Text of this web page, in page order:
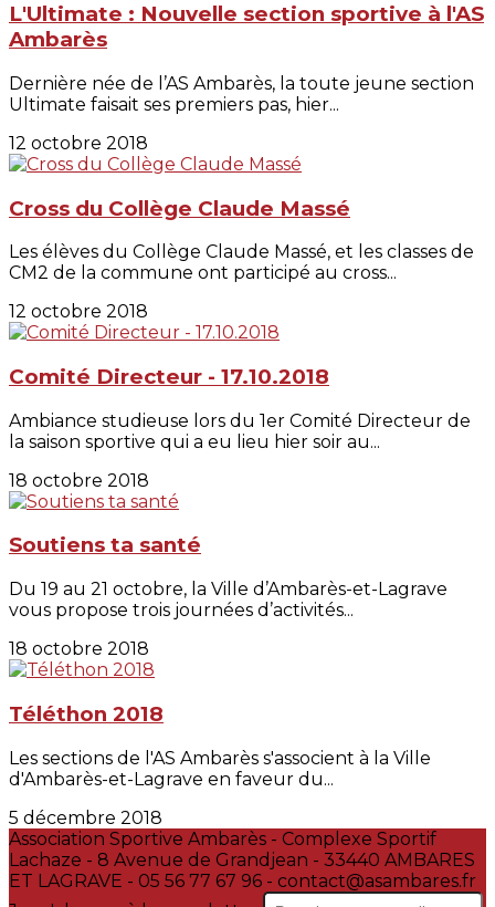
L'Ultimate : Nouvelle section sportive à l'AS
Ambarès
Dernière née de l’AS Ambarès, la toute jeune section
Ultimate faisait ses premiers pas, hier...
12 octobre 2018
Cross du Collège Claude Massé
Les élèves du Collège Claude Massé, et les classes de
CM2 de la commune ont participé au cross...
12 octobre 2018
Comité Directeur - 17.10.2018
Ambiance studieuse lors du 1er Comité Directeur de
la saison sportive qui a eu lieu hier soir au...
18 octobre 2018
Soutiens ta santé
Du 19 au 21 octobre, la Ville d’Ambarès-et-Lagrave
vous propose trois journées d’activités...
18 octobre 2018
Téléthon 2018
Les sections de l'AS Ambarès s'associent à la Ville
d'Ambarès-et-Lagrave en faveur du...
5 décembre 2018
Association Sportive Ambarès - Complexe Sportif
Lachaze - 8 Avenue de Grandjean - 33440 AMBARES
ET LAGRAVE - 05 56 77 67 96 - contact@asambares.fr